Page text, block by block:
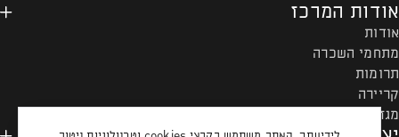
אודות המרכז
אודות
מתחמי השכרה
תרומות
קריירה
מגזין המרכז